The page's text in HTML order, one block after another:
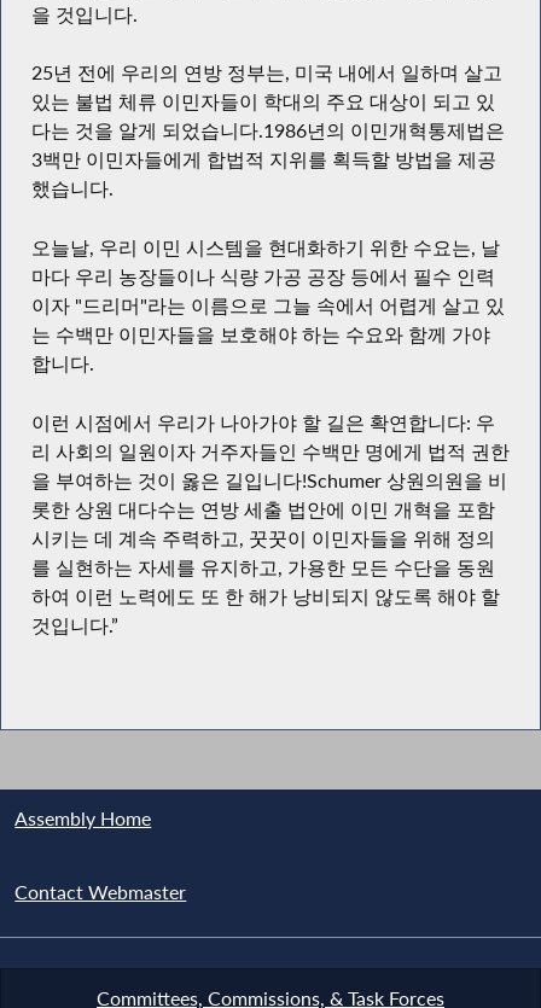
을 것입니다.
25년 전에 우리의 연방 정부는, 미국 내에서 일하며 살고
있는 불법 체류 이민자들이 학대의 주요 대상이 되고 있
다는 것을 알게 되었습니다.1986년의 이민개혁통제법은
3백만 이민자들에게 합법적 지위를 획득할 방법을 제공
했습니다.
오늘날, 우리 이민 시스템을 현대화하기 위한 수요는, 날
마다 우리 농장들이나 식량 가공 공장 등에서 필수 인력
이자 "드리머"라는 이름으로 그늘 속에서 어렵게 살고 있
는 수백만 이민자들을 보호해야 하는 수요와 함께 가야
합니다.
이런 시점에서 우리가 나아가야 할 길은 확연합니다: 우
리 사회의 일원이자 거주자들인 수백만 명에게 법적 권한
을 부여하는 것이 옳은 길입니다!Schumer 상원의원을 비
롯한 상원 대다수는 연방 세출 법안에 이민 개혁을 포함
시키는 데 계속 주력하고, 꿋꿋이 이민자들을 위해 정의
를 실현하는 자세를 유지하고, 가용한 모든 수단을 동원
하여 이런 노력에도 또 한 해가 낭비되지 않도록 해야 할
것입니다.”
Assembly Home
Contact Webmaster
Committees, Commissions, & Task Forces